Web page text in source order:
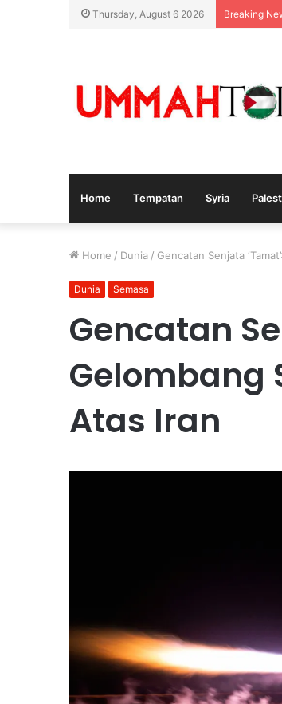
Thursday, August 6 2026 Breaking
Home Tempatan Syria
Home / Dunia / Gencatan Senjata
Dunia Semasa
Gencatan
Gelombang
Atas Iran